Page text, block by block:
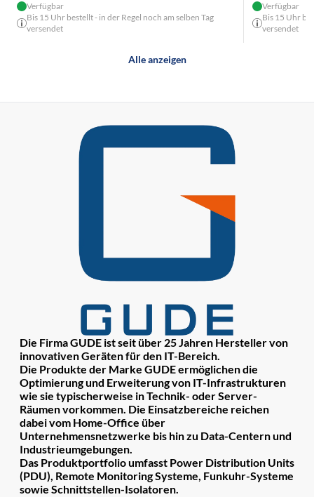
Verfügbar
Bis 15 Uhr bestellt - in der Regel noch am selben Tag
versendet
Verfügbar
Bis 15 Uhr
versendet
Alle anzeigen
Die Firma GUDE ist seit über 25 Jahren Hersteller von
innovativen Geräten für den IT-Bereich.
Die Produkte der Marke GUDE ermöglichen die
Optimierung und Erweiterung von IT-Infrastrukturen
wie sie typischerweise in Technik- oder Server-
Räumen vorkommen. Die Einsatzbereiche reichen
dabei vom Home-Office über
Unternehmensnetzwerke bis hin zu Data-Centern und
Industrieumgebungen.
Das Produktportfolio umfasst Power Distribution Units
(PDU), Remote Monitoring Systeme, Funkuhr-Systeme
sowie Schnittstellen-Isolatoren.